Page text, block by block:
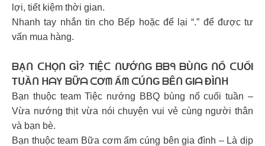
lợi, tiết kiệm thời gian.
Nhanh tay nhắn tin cho Bếp hoặc để lại “.” để được tư
vấn mua hàng.
ᗷẠᑎ ᑕᕼỌᑎ GÌ? TIỆᑕ ᑎƯỚᑎG ᗷᗷᑫ ᗷÙᑎG ᑎỔ ᑕᑌỐI
TᑌẦᑎ ᕼᗩY ᗷỮᗩ ᑕƠᗰ Ấᗰ ᑕÚᑎG ᗷÊᑎ GIᗩ ĐÌᑎᕼ
Bạn thuộc team Tiệc nướng BBQ bùng nổ cuối tuần –
Vừa nướng thịt vừa nói chuyện vui vẻ cùng người thân
và bạn bè.
Bạn thuộc team Bữa cơm ấm cúng bên gia đình – Là dịp